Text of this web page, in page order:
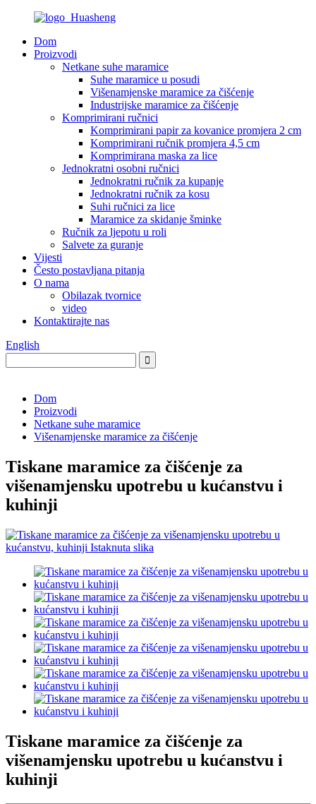
Dom
Proizvodi
Netkane suhe maramice
Suhe maramice u posudi
Višenamjenske maramice za čišćenje
Industrijske maramice za čišćenje
Komprimirani ručnici
Komprimirani papir za kovanice promjera 2 cm
Komprimirani ručnik promjera 4,5 cm
Komprimirana maska ​​za lice
Jednokratni osobni ručnici
Jednokratni ručnik za kupanje
Jednokratni ručnik za kosu
Suhi ručnici za lice
Maramice za skidanje šminke
Ručnik za ljepotu u roli
Salvete za guranje
Vijesti
Često postavljana pitanja
O nama
Obilazak tvornice
video
Kontaktirajte nas
English
Dom
Proizvodi
Netkane suhe maramice
Višenamjenske maramice za čišćenje
Tiskane maramice za čišćenje za
višenamjensku upotrebu u kućanstvu i
kuhinji
Tiskane maramice za čišćenje za
višenamjensku upotrebu u kućanstvu i
kuhinji